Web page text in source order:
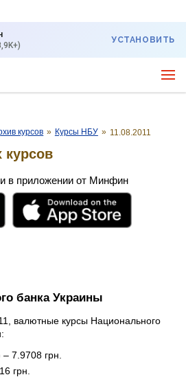
УСТАНОВИТЬ
курсов » Курсы НБУ » 11.08.2011
в приложении от Минфин
банка Украины
валютные курсы Национального
7.9708 грн.
грн.